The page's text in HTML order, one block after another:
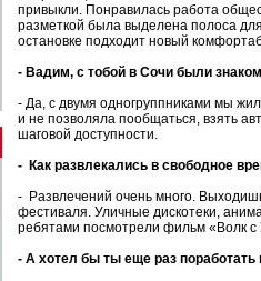
привыкли. Понравилась работа
разметкой была выделена полоса
остановке подходит новый
- Вадим, с тобой в Сочи были
- Да, с двумя одногруппниками мы
и не позволяла пообщаться, взять
шаговой доступности.
- Как развлекались в свободное
- Развлечений очень много.
фестиваля. Уличные дискотеки,
ребятами посмотрели фильм «Волк
- А хотел бы ты еще раз